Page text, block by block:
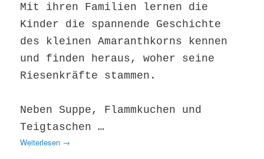
Mit ihren Familien lernen die
Kinder die spannende Geschichte
des kleinen Amaranthkorns kennen
und finden heraus, woher seine
Riesenkräfte stammen.
Neben Suppe, Flammkuchen und
Teigtaschen …
Weiterlesen →